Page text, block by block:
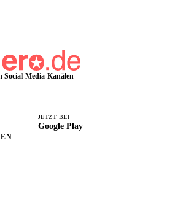
Social-Media-Kanälen
JETZT BEI
Google Play